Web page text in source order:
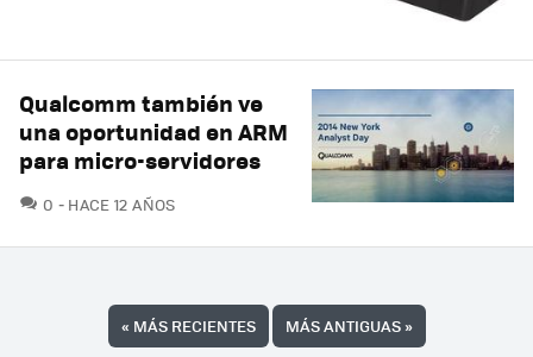
Qualcomm también ve
una oportunidad en ARM
para micro-servidores
0 COMENTARIOS
HACE 12 AÑOS
« MÁS RECIENTES MÁS ANTIGUAS»